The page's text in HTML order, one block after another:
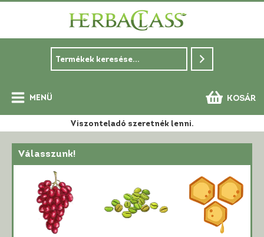
Main
MENÜ KOSÁR
Viszonteladó szeretnék lenni.
Válasszunk!